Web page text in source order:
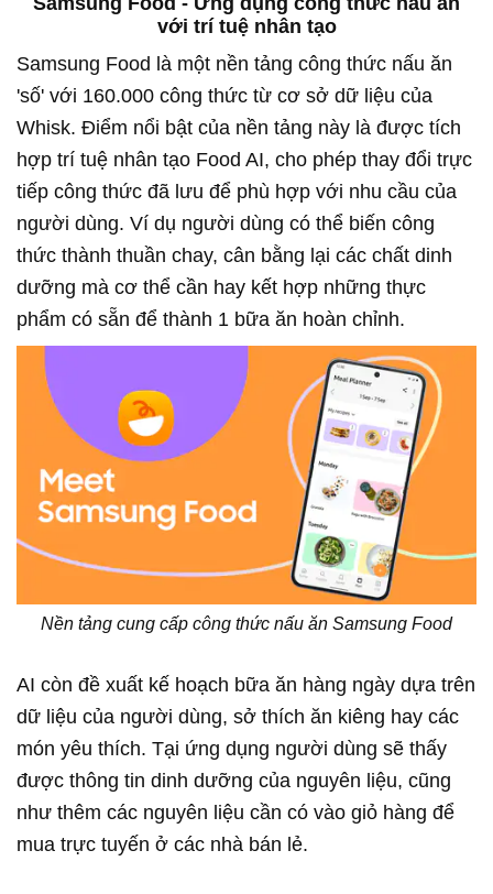
với trí tuệ nhân tạo
Samsung Food là một nền tảng công thức nấu ăn
'số' với 160.000 công thức từ cơ sở dữ liệu của
Whisk. Điểm nổi bật của nền tảng này là được tích
hợp trí tuệ nhân tạo Food AI, cho phép thay đổi trực
tiếp công thức đã lưu để phù hợp với nhu cầu của
người dùng. Ví dụ người dùng có thể biến công
thức thành thuần chay, cân bằng lại các chất dinh
dưỡng mà cơ thể cần hay kết hợp những thực
phẩm có sẵn để thành 1 bữa ăn hoàn chỉnh.
Nền tảng cung cấp công thức nấu ăn Samsung Food
AI còn đề xuất kế hoạch bữa ăn hàng ngày dựa trên
dữ liệu của người dùng, sở thích ăn kiêng hay các
món yêu thích. Tại ứng dụng người dùng sẽ thấy
được thông tin dinh dưỡng của nguyên liệu, cũng
như thêm các nguyên liệu cần có vào giỏ hàng để
mua trực tuyến ở các nhà bán lẻ.